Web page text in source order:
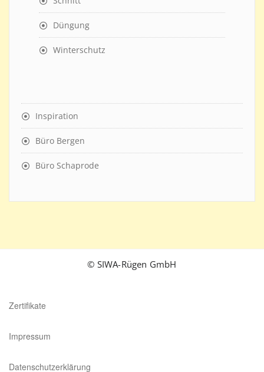
Düngung
Winterschutz
Inspiration
Büro Bergen
Büro Schaprode
© SIWA-Rügen GmbH
Zertifikate
Impressum
Datenschutzerklärung